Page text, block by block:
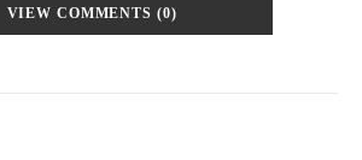
VIEW COMMENTS (0)